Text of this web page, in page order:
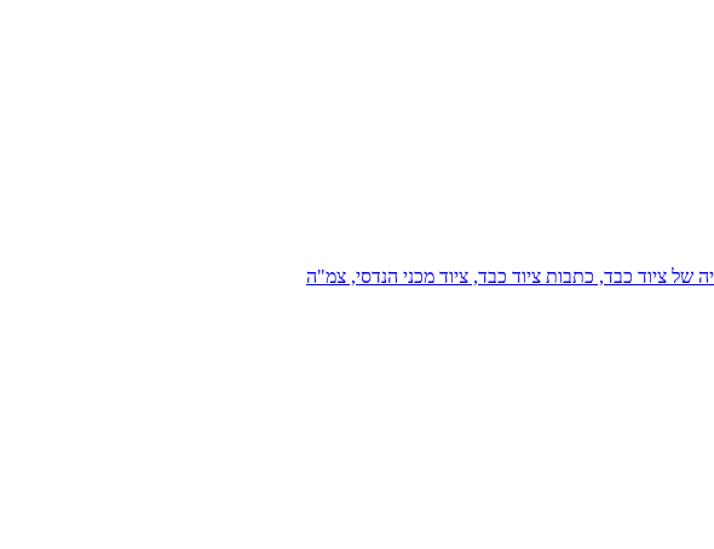
של ציוד כבד, כתבות ציוד כבד, ציוד מכני הנדסי, צמ"ה